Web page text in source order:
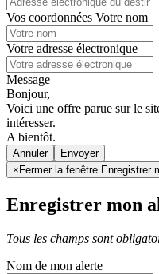
Vos coordonnées Votre nom
Votre adresse électronique
Message
Bonjour,
Voici une offre parue sur le
intéresser.
A bientôt.
Annuler
× Fermer la fenêtre Enregistrer
Enregistrer mon
Tous les champs sont
Nom de mon alerte